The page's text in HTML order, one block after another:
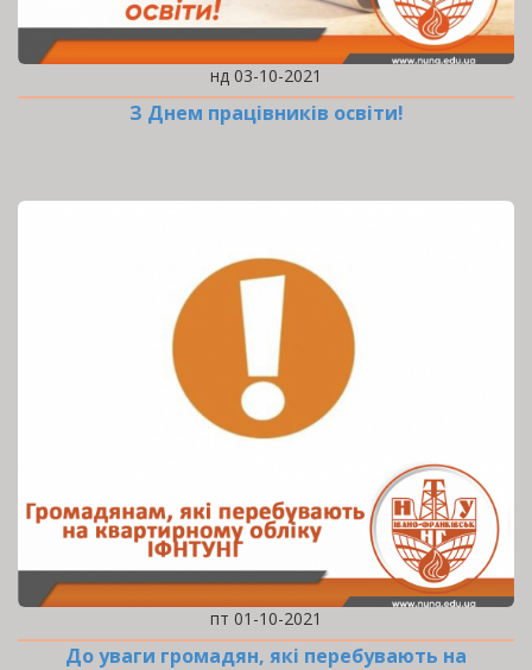
нд 03-10-2021
З Днем працівників освіти!
пт 01-10-2021
До уваги громадян, які перебувають на